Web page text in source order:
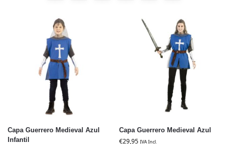
Capa Guerrero Medieval Azul
Infantil
Capa Guerrero Medieval Azul
€29,95 IVA Incl.